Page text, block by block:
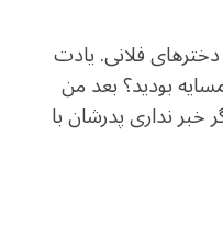
فلانی. یادت
بودید؟ بعد من
نداری پدرشان با